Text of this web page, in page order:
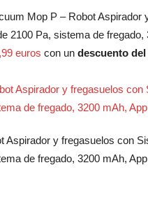
Mop P – Robot Aspirador
2100 Pa, sistema de
euros con un descuento del
Aspirador y fregasuelos con
de fregado, 3200 mAh,